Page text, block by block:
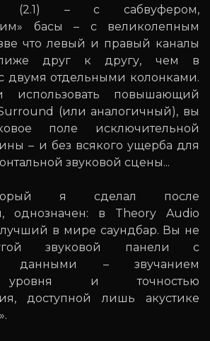
(2.1) – с сабвуфером,
басы – с великолепным
что левый и правый каналы
друг к другу, чем в
двумя отдельными колонками.
использовать повышающий
(или аналогичный), вы
поле исключительной
– и без всякого ущерба для
звуковой сцены...
я сделал после
однозначен: в Theory Audio
лучший в мире саундбар. Вы не
звуковой панели с
данными – звучанием
уровня и точностью
доступной лишь акустике